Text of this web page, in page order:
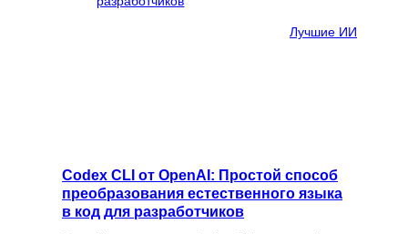
Лучшие ИИ
Codex CLI от OpenAI: Простой способ
преобразования естественного языка
в код для разработчиков